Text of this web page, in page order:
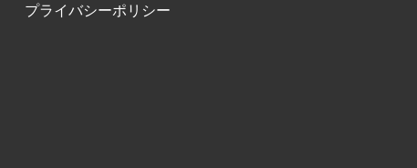
プライバシーポリシー